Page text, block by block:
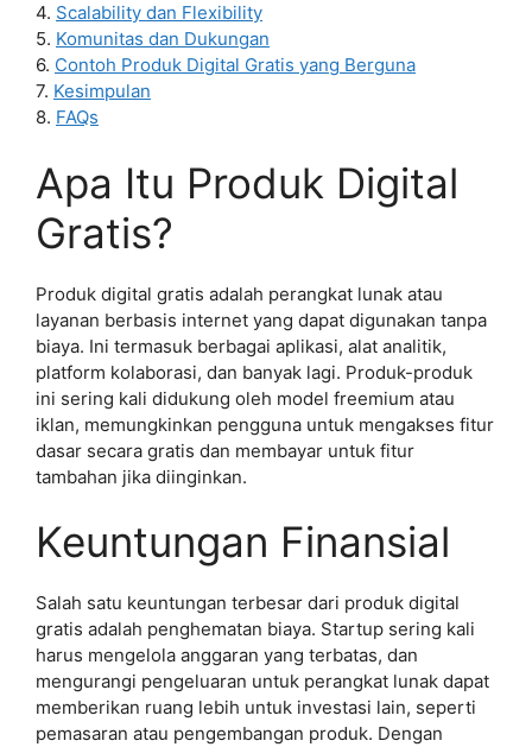
4. Scalability dan Flexibility
5. Komunitas dan Dukungan
6. Contoh Produk Digital Gratis yang Berguna
7. Kesimpulan
8. FAQs
Apa Itu Produk Digital
Gratis?
Produk digital gratis adalah perangkat lunak atau
layanan berbasis internet yang dapat digunakan tanpa
biaya. Ini termasuk berbagai aplikasi, alat analitik,
platform kolaborasi, dan banyak lagi. Produk-produk
ini sering kali didukung oleh model freemium atau
iklan, memungkinkan pengguna untuk mengakses fitur
dasar secara gratis dan membayar untuk fitur
tambahan jika diinginkan.
Keuntungan Finansial
Salah satu keuntungan terbesar dari produk digital
gratis adalah penghematan biaya. Startup sering kali
harus mengelola anggaran yang terbatas, dan
mengurangi pengeluaran untuk perangkat lunak dapat
memberikan ruang lebih untuk investasi lain, seperti
pemasaran atau pengembangan produk. Dengan